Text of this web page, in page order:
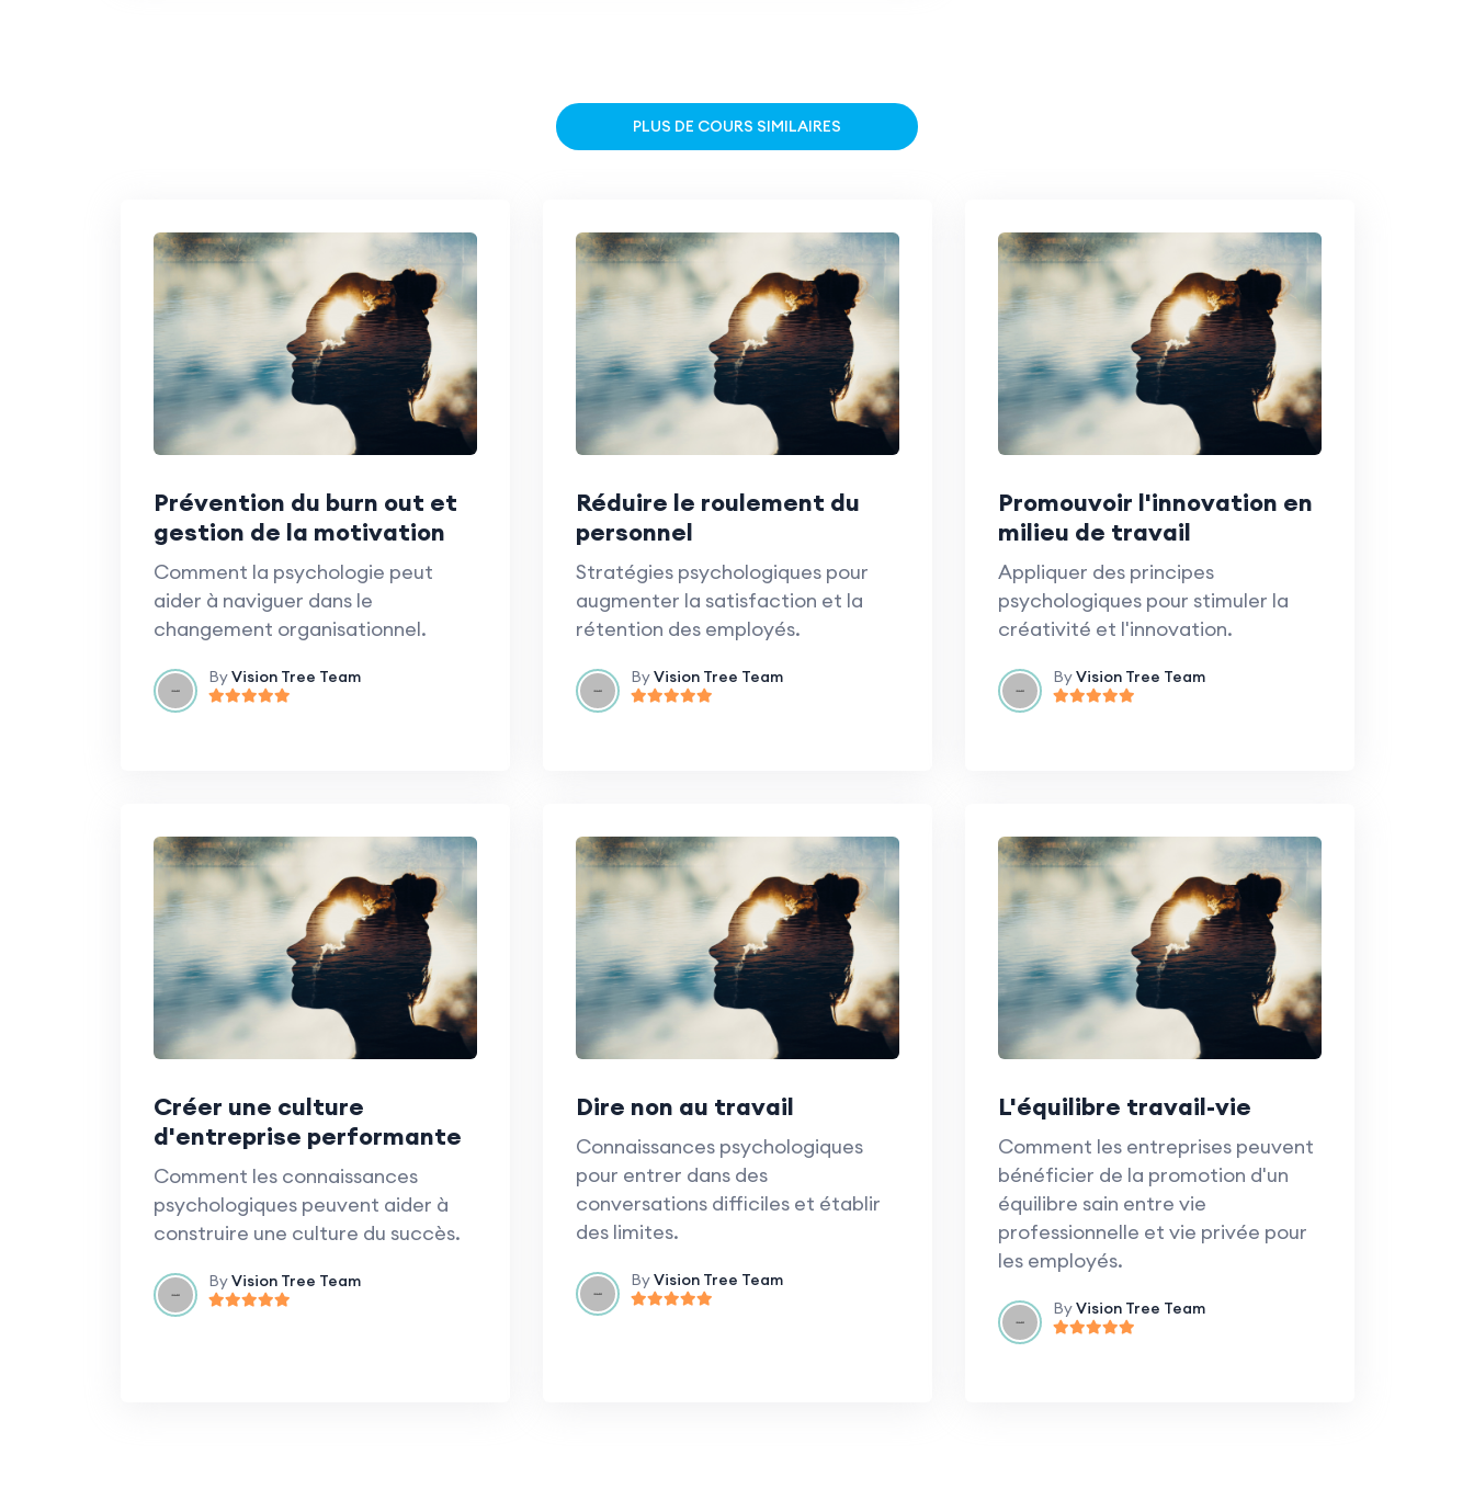
PLUS DE COURS SIMILAIRES
Prévention du burn out et
gestion de la motivation
Comment la psychologie peut
aider à naviguer dans le
changement organisationnel.
ByVision Tree Team
Réduire le roulement du
personnel
Stratégies psychologiques pour
augmenter la satisfaction et la
rétention des employés.
ByVision Tree Team
Promouvoir l'innovation en
milieu de travail
Appliquer des principes
psychologiques pour stimuler la
créativité et l'innovation.
ByVision Tree Team
Créer une culture
d'entreprise performante
Comment les connaissances
psychologiques peuvent aider à
construire une culture du succès.
ByVision Tree Team
Dire non au travail
Connaissances psychologiques
pour entrer dans des
conversations difficiles et établir
des limites.
ByVision Tree Team
L'équilibre travail-vie
Comment les entreprises peuvent
bénéficier de la promotion d'un
équilibre sain entre vie
professionnelle et vie privée pour
les employés.
ByVision Tree Team